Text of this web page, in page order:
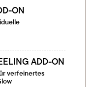
ON
ADD-ON
verfeinertes